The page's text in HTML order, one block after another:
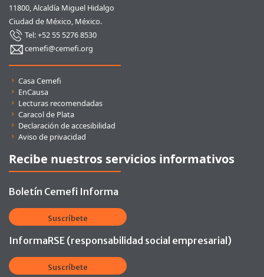
11800, Alcaldía Miguel Hidalgo
Ciudad de México, México.
Tel: +52 55 5276 8530
cemefi@cemefi.org
Enlaces rápidos
Casa Cemefi
EnCausa
Lecturas recomendadas
Caracol de Plata
Declaración de accesibilidad
Aviso de privacidad
Recibe nuestros servicios informativos
Boletín Cemefi Informa
Suscríbete
InformaRSE (responsabilidad social empresarial)
Suscríbete